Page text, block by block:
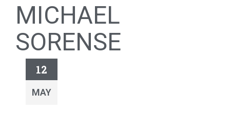
MICHAEL
SORENSE
12
MAY